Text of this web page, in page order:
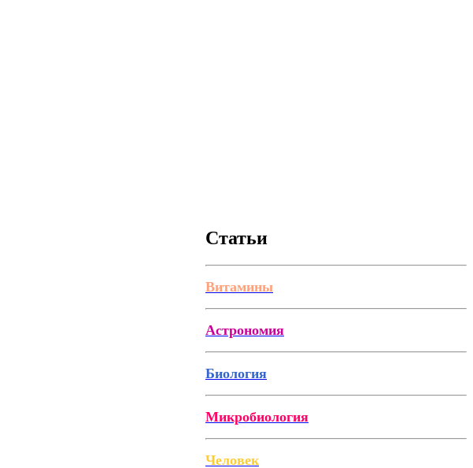
Статьи
Витамины
Астрономия
Биология
Микробиология
Человек